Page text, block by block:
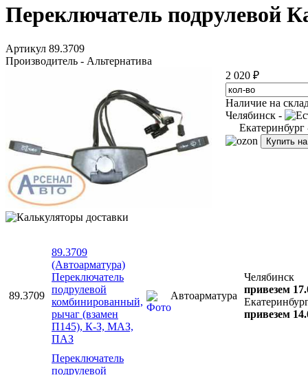
Переключатель
Артикул 89.3709
Производитель - Альтернатива
2 020 ₽
Наличие на
Челябинск -
Купить
89.3709
89.3709
(Автоарматура)
Переключатель
подрулевой
комбинированный,
рычаг (взамен
П145), К-З, МАЗ,
ПАЗ
Автоарматура
Челябинск
привезем
привезем
Переключатель
подрулевой